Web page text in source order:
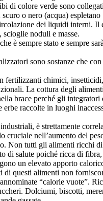
di colore verde sono
o nero (acqua)
dei liquidi interni.
noduli e masse.
è sempre stato e sempre
sono sostanze che
fertilizzanti chimici,
La cottura degli
brace perché gli
raccolte in luoghi
è strettamente
nell’aumento del
Non tutti gli alimenti ricchi
di salute poiché ricca di
un elevato apporto
questi alimenti non
“calorie vuote”.
Dolciumi, biscotti,